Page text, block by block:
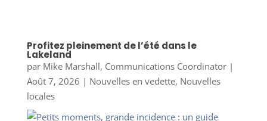
Profitez pleinement de l’été dans le
Lakeland
par Mike Marshall, Communications Coordinator|
Août 7, 2026 | Nouvelles en vedette, Nouvelles
locales